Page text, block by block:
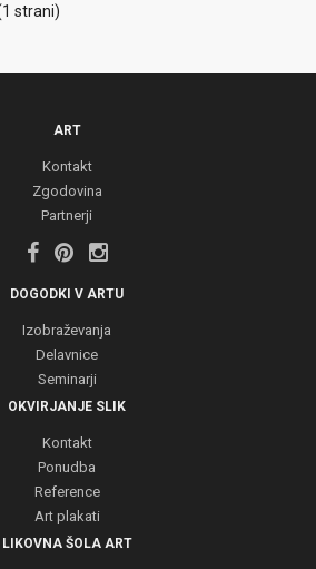
strani)
ART
Kontakt
Zgodovina
Partnerji
DOGODKI V ARTU
Izobraževanja
Delavnice
Seminarji
OKVIRJANJE SLIK
Kontakt
Ponudba
Reference
Art plakati
LIKOVNA ŠOLA ART